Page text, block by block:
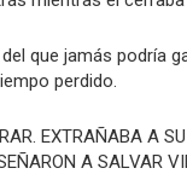
que jamás podría
perdido.
EXTRAÑABA A
A SALVAR